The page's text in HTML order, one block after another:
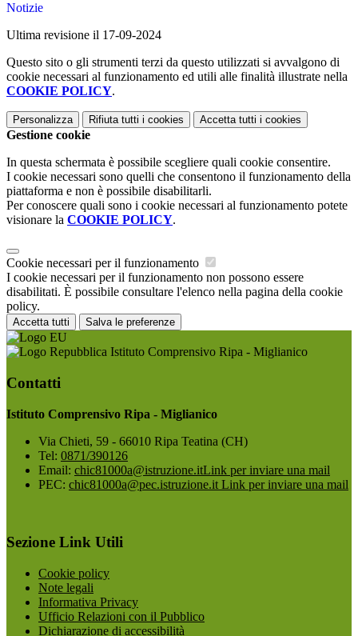
Notizie
Ultima revisione il 17-09-2024
Questo sito o gli strumenti terzi da questo utilizzati si avvalgono di
cookie necessari al funzionamento ed utili alle finalità illustrate nella
COOKIE POLICY.
Personalizza Rifiuta tutti i cookies Accetta tutti i cookies
Gestione cookie
In questa schermata è possibile scegliere quali cookie consentire.
I cookie necessari sono quelli che consentono il funzionamento della
piattaforma e non è possibile disabilitarli.
Per conoscere quali sono i cookie necessari al funzionamento potete
visionare la COOKIE POLICY.
Cookie necessari per il funzionamento
I cookie necessari per il funzionamento non possono essere
disabilitati. È possibile consultare l'elenco nella pagina della cookie
policy.
Accetta tutti Salva le preferenze
Istituto Comprensivo Ripa - Miglianico
Contatti
Istituto Comprensivo Ripa - Miglianico
Via Chieti, 59 - 66010 Ripa Teatina (CH)
Tel: 0871/390126
Email: chic81000a@istruzione.itLink per inviare una mail
PEC: chic81000a@pec.istruzione.it Link per inviare una mail
Sezione Link Utili
Cookie policy
Note legali
Informativa Privacy
Ufficio Relazioni con il Pubblico
Dichiarazione di accessibilità